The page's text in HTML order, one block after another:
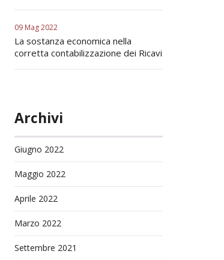
09 Mag 2022
La sostanza economica nella
corretta contabilizzazione dei Ricavi
Archivi
Giugno 2022
Maggio 2022
Aprile 2022
Marzo 2022
Settembre 2021